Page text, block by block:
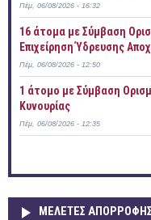
Πέμ, 06/08/2026 - 16:32
16 άτομα με Σύμβαση
Επιχείρηση Ύδρευσης
Πέμ, 06/08/2026 - 12:50
1 άτομο με Σύμβαση
Κυνουρίας
Πέμ, 06/08/2026 - 12:35
ΜΕΛΕΤΕΣ